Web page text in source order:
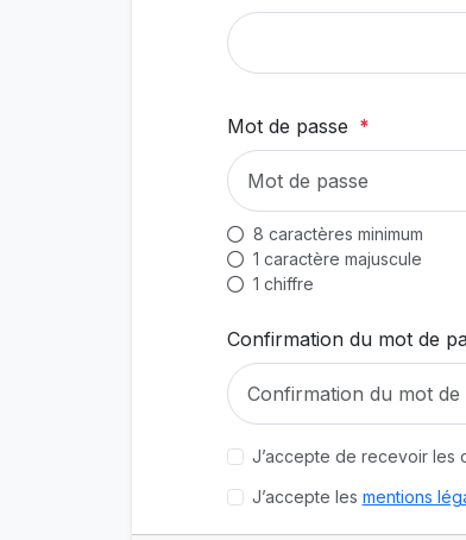
Mot de passe *
8 caractères minimum
1 caractère majuscule
1 chiffre
Confirmation du mot de
J’accepte de recevoir les
J’accepte les mentions